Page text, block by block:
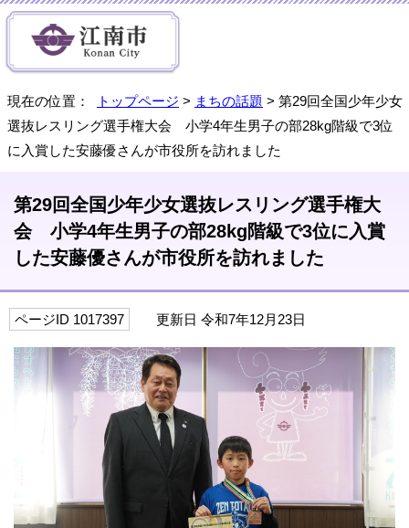
現在の位置： トップページ > まちの話題 > 第29回全国少年少女
選抜レスリング選手権大会 小学4年生男子の部28kg階級で3位
に入賞した安藤優さんが市役所を訪れました
第29回全国少年少女選抜レスリング選手権大
会 小学4年生男子の部28kg階級で3位に入賞
した安藤優さんが市役所を訪れました
ページID 1017397 更新日 令和7年12月23日